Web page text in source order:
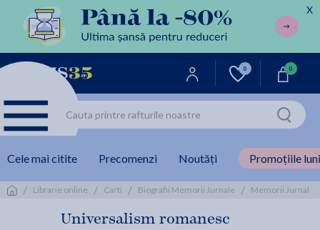
X
0 0
Cele mai citite Precomenzi Noutăți Promoțiile
/ Librarie online / Carti / Biografii Memorii Jurnale / Memorii Jurnal
Universalism romanesc